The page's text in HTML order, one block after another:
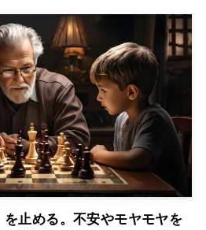
を止める。不安やモヤモヤを